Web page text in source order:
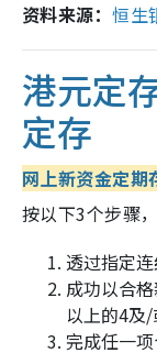
资料来源：恒生
港元定
定存
网上新资金定期
按以下3个步骤
透过指定
成功以合
以上的4及
完成任一项